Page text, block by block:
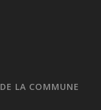
LA COMMUNE